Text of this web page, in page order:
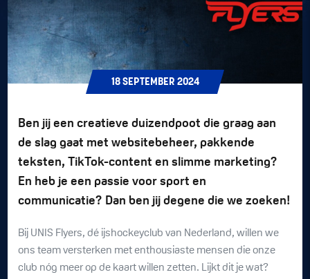
18 SEPTEMBER 2024
Ben jij een creatieve duizendpoot die graag aan
de slag gaat met websitebeheer, pakkende
teksten, TikTok-content en slimme marketing?
En heb je een passie voor sport en
communicatie? Dan ben jij degene die we zoeken!
Bij UNIS Flyers, dé ijshockeyclub van Nederland, willen we
ons team versterken met enthousiaste mensen die onze
club nóg meer op de kaart willen zetten. Lijkt dit je wat?